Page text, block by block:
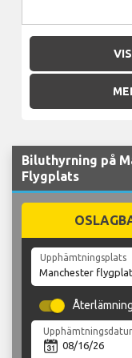
Biluthyrning på
Flygplats
Upphämtningsplats